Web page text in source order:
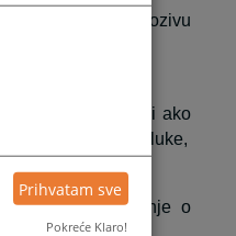
sredstva) – po pozivu
objavljivanju ili ako
dostavi prepis odluke,
- kada rješenje o
Prihvatam sve
Pokreće Klaro!